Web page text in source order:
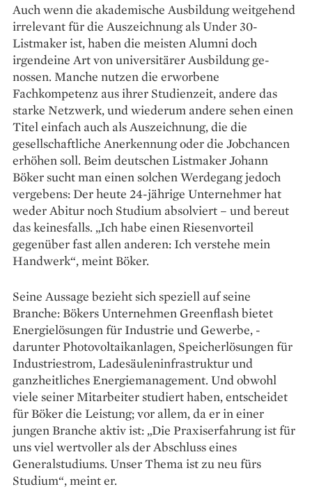
Auch wenn die akademische Aus­bildung weitgehend
irrelevant für die Auszeichnung als ­Under 30-
Listmaker ist, haben die ­meisten Alumni doch
irgendeine Art von universitärer Ausbildung ­ge­
nossen. Manche nutzen die ­erworbene
Fachkompetenz aus ­ihrer ­Studienzeit, andere das
starke Netzwerk, und wiederum andere sehen einen
Titel einfach auch als Auszeichnung, die die
gesellschaft­liche Anerkennung oder die Job­chancen
erhöhen soll. Beim deutschen List­maker ­Johann
Böker sucht man einen solchen Werdegang jedoch
vergebens: Der heute 24-jährige Unternehmer hat
weder Abitur noch Studium absolviert – und bereut
das keinesfalls. „Ich habe einen Riesenvorteil
gegenüber fast allen anderen: Ich verstehe mein
Handwerk“, meint Böker.
Seine Aussage bezieht sich speziell auf seine
Branche: Bökers Unternehmen Greenflash bietet
Energielösungen für Industrie und Gewerbe, ­
darunter Photovoltaik­anlagen, Speicher­lösungen für
Industriestrom, ­Ladesäuleninfrastruktur und
ganzheitliches Energiemanagement. Und obwohl
viele seiner Mitarbeiter studiert haben, entscheidet
für Böker die Leistung; vor allem, da er in einer
jungen Branche aktiv ist: „Die Praxiserfahrung ist für
uns viel wertvoller als der Abschluss eines
Generalstudiums. Unser Thema ist zu neu fürs
Studium“, meint er.